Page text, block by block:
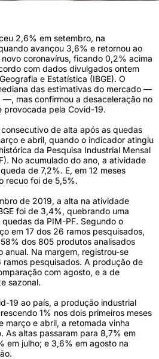
2,6% em setembro, na
avançou 3,6% e retornou ao
coronavírus, ficando 0,2% acima
com dados divulgados ontem
e Estatística (IBGE). O
das estimativas do mercado ––
mas confirmou a desaceleração no
provocada pela Covid-19.
de alta após as quedas
e abril, quando o indicador atingiu
da Pesquisa Industrial Mensal
No acumulado do ano, a atividade
de 7,2%. E, em 12 meses
recuo foi de 5,5%.
de 2019, a alta na atividade
foi de 3,4%, quebrando uma
da PIM-PF. Segundo o
em 17 dos 26 ramos pesquisados,
dos 805 produtos analisados
anual. Na margem, registrou-se
pesquisados. A produção de
com agosto, e a de
sazonal.
19 ao país, a produção industrial
1% nos dois primeiros meses
março e abril, a retomada vinha
As altas passaram para 8,7% em
em julho; e 3,6% em agosto na